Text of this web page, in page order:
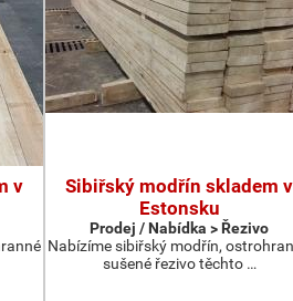
v
Sibiřský modřín skladem v
Estonsku
Prodej / Nabídka > Řezivo
Nabízíme sibiřský modřín,
sušené řezivo těchto …